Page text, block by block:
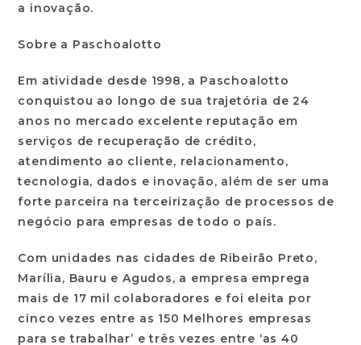
a inovação.
Sobre a Paschoalotto
Em atividade desde 1998, a Paschoalotto
conquistou ao longo de sua trajetória de 24
anos no mercado excelente reputação em
serviços de recuperação de crédito,
atendimento ao cliente, relacionamento,
tecnologia, dados e inovação, além de ser uma
forte parceira na terceirização de processos de
negócio para empresas de todo o país.
Com unidades nas cidades de Ribeirão Preto,
Marília, Bauru e Agudos, a empresa emprega
mais de 17 mil colaboradores e foi eleita por
cinco vezes entre as 150 Melhores empresas
para se trabalhar’ e três vezes entre ‘as 40